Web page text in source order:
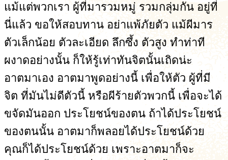
แม้แต่พวกเรา ผู้ที่มารวมหมู่ รวมกลุ่มกัน อยู่ที่
นี่แล้ว ขอให้สอบทาน อย่าแพ้ภัยตัว แม้ผีมาร
ตัวเล็กน้อย ตัวละเอียด ลึกซึ้ง ตัวสูง ทำท่าที
ผงาดอย่างนั้น ก็ให้รู้เท่าทันจิตนั้นเถิดน่ะ
อาตมาเอง อาตมาพูดอย่างนี้ เพื่อให้ตัว ผู้ที่มี
จิต ที่มันไม่ดีตัวนี้ หรือผีร้ายตัวพวกนี้ เพื่อจะได้
ขจัดมันออก ประโยชน์ของตน ถ้าได้ประโยชน์
ของตนนั้น อาตมาก็พลอยได้ประโยชน์ด้วย
คุณก็ได้ประโยชน์ด้วย เพราะอาตมาก็จะ